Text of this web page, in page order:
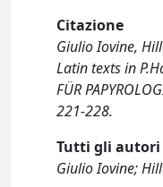
Citazione
Giulio Iovine,
Latin texts in
FÜR
221-228.
Tutti gli autori
Giulio Iovine;